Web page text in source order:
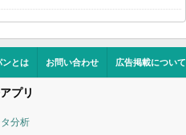
ンとは お問い合わせ 広告掲載について
プリ
分析